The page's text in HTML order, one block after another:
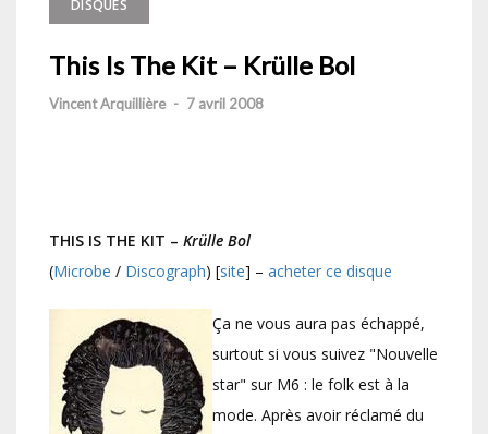
DISQUES
This Is The Kit – Krülle Bol
Vincent Arquillière - 7 avril 2008
THIS IS THE KIT – Krülle Bol
(Microbe / Discograph) [site] – acheter ce disque
Ça ne vous aura pas échappé,
surtout si vous suivez "Nouvelle
star" sur M6 : le folk est à la
mode. Après avoir réclamé du